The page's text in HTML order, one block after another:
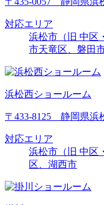
対応エリア
浜松市（旧 中区
市天竜区、磐田
浜松西ショールーム
〒433-8125 静岡県浜
対応エリア
浜松市（旧 中区
区、湖西市